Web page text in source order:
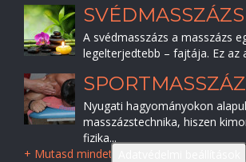
SVÉDMASSZÁZS
A svédmasszázs a masszázs
legelterjedtebb – fajtája. Ez az
Nyugati hagyományokon
masszázstechnika, hiszen
fizika...
+ Mutasd mindet